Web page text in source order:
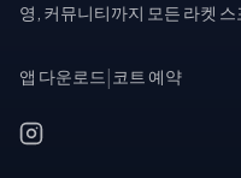
영, 커뮤니티까지 모든 라켓
앱 다운로드 코트 예약